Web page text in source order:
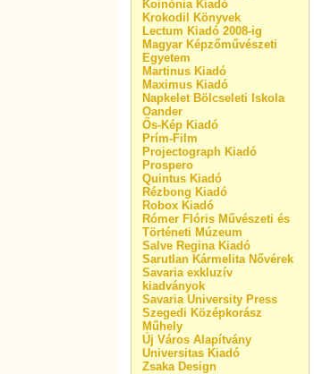
Koinónia Kiadó
Krokodil Könyvek
Lectum Kiadó 2008-ig
Magyar Képzőművészeti
Egyetem
Martinus Kiadó
Maximus Kiadó
Napkelet Bölcseleti Iskola
Oander
Ős-Kép Kiadó
Prím-Film
Projectograph Kiadó
Prospero
Quintus Kiadó
Rézbong Kiadó
Robox Kiadó
Rómer Flóris Művészeti és
Történeti Múzeum
Salve Regina Kiadó
Sarutlan Kármelita Nővérek
Savaria exkluzív
kiadványok
Savaria University Press
Szegedi Középkorász
Műhely
Új Város Alapítvány
Universitas Kiadó
Zsaka Design